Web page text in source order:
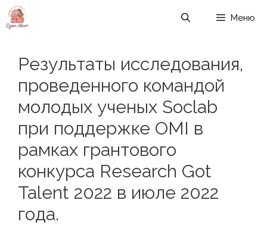
Перейти
Меню
Результаты исследования,
проведенного командой
молодых ученых Soclab
при поддержке OMI в
рамках грантового
конкурса Research Got
Talent 2022 в июле 2022
года.